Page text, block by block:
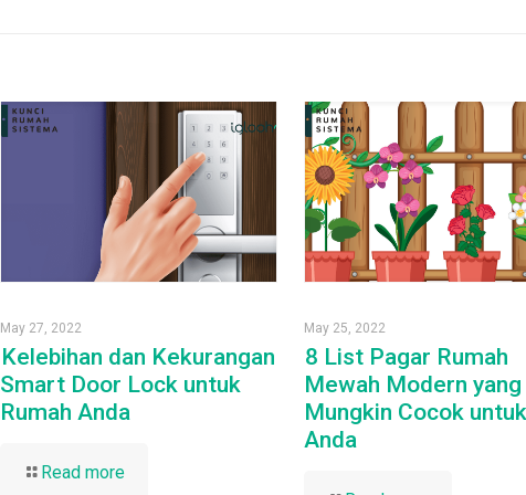
May 27, 2022
Kelebihan dan Kekurangan
Smart Door Lock untuk
Rumah Anda
Read more
May 25, 2022
8 List Pagar Rumah
Mewah Modern yang
Mungkin Cocok
Anda